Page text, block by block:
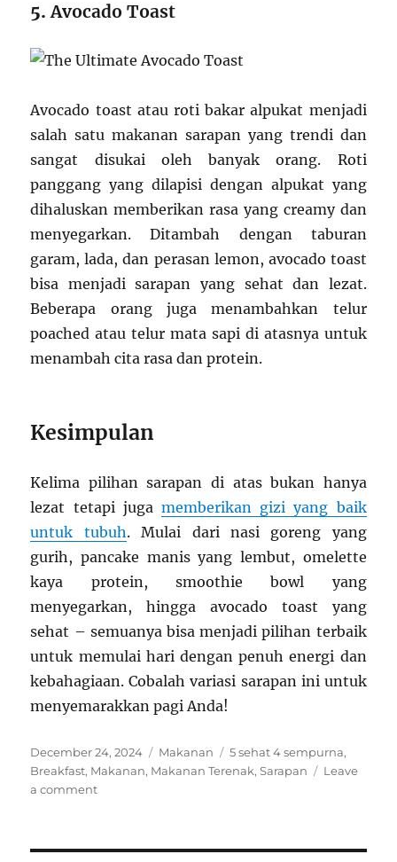
5.Avocado Toast
Avocado toast atau roti bakar alpukat menjadi
salah satu makanan sarapan yang trendi dan
sangat disukai oleh banyak orang. Roti
panggang yang dilapisi dengan alpukat yang
dihaluskan memberikan rasa yang creamy dan
menyegarkan. Ditambah dengan taburan
garam, lada, dan perasan lemon, avocado toast
bisa menjadi sarapan yang sehat dan lezat.
Beberapa orang juga menambahkan telur
poached atau telur mata sapi di atasnya untuk
menambah cita rasa dan protein.
Kesimpulan
Kelima pilihan sarapan di atas bukan hanya
lezat tetapi juga memberikan gizi yang baik
untuk tubuh. Mulai dari nasi goreng yang
gurih, pancake manis yang lembut, omelette
kaya protein, smoothie bowl yang
menyegarkan, hingga avocado toast yang
sehat – semuanya bisa menjadi pilihan terbaik
untuk memulai hari dengan penuh energi dan
kebahagiaan. Cobalah variasi sarapan ini untuk
menyemarakkan pagi Anda!
Posted
on
December 24, 2024 Categories
Makanan Tags
5 sehat 4 sempurna,
Breakfast, Makanan, Makanan Terenak,Sarapan
Leave
a commenton